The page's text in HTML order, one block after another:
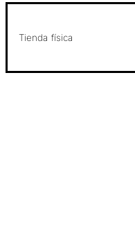
Tienda física